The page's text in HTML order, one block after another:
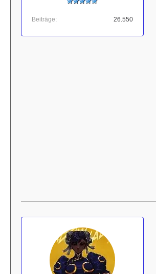
Beiträge 26.550